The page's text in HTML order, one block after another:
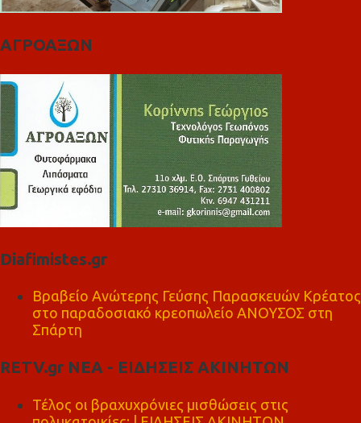
ΑΓΡΟΑΞΩΝ
Diafimistes.gr
Βραβείο Ανώτερης Γεύσης Παρασκευών Κρέατος
στο παραδοσιακό κρεοπωλείο ΑΝΟΥΣΟΣ στη
Σπάρτη
RETV.gr ΝΕΑ - ΕΙΔΗΣΕΙΣ ΑΚΙΝΗΤΩΝ
Τέλος οι βραχυχρόνιες μισθώσεις στις